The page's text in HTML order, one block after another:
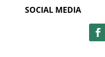
SOCIAL MEDIA